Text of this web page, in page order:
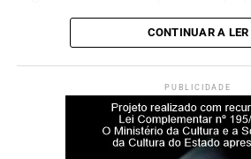
planejada para oferecer ambientes
acessíveis e adequados às
Durante a cerimônia de
Battistella afirmou que a entrega da
um reforço na estrutura da rede de
CONTINUAR A LER
PUBLICIDADE